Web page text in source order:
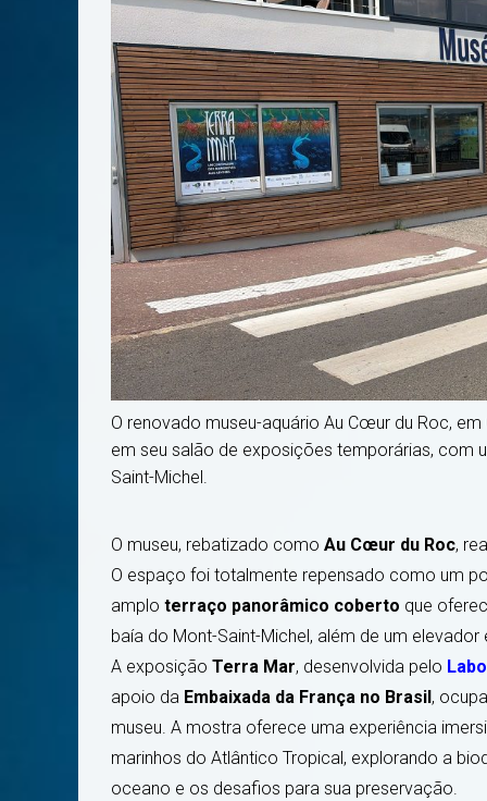
O renovado museu-aquário Au Cœur du Roc,
em seu salão de exposições temporárias, com
Saint-Michel.
O museu, rebatizado como Au Cœur du Roc,
O espaço foi totalmente repensado como um
amplo terraço panorâmico coberto que
baía do Mont-Saint-Michel, além de um
A exposição Terra Mar, desenvolvida pelo
apoio da Embaixada da França no Brasil ,
museu. A mostra oferece uma experiência
marinhos do Atlântico Tropical, explorando a
oceano e os desafios para sua preservação.